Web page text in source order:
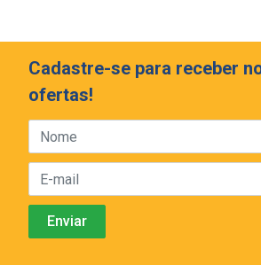
Cadastre-se para receber
ofertas!